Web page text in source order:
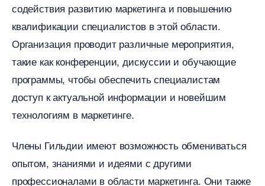
содействия развитию маркетинга и повышению
квалификации специалистов в этой области.​
Организация проводит различные мероприятия,
такие как конференции, дискуссии и обучающие
программы, чтобы обеспечить специалистам
доступ к актуальной информации и новейшим
технологиям в маркетинге.​
Члены Гильдии имеют возможность обмениваться
опытом, знаниями и идеями с другими
профессионалами в области маркетинга.​ Они также